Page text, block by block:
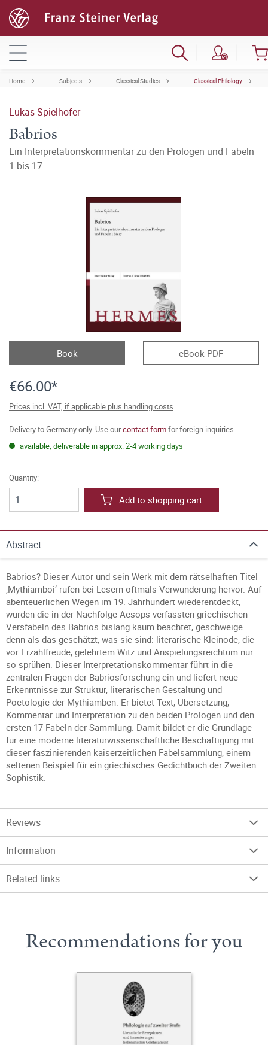
Home Subjects Classical Studies Classical Philology
Lukas Spielhofer
Babrios
Ein Interpretationskommentar zu den Prologen und Fabeln
1 bis 17
Book eBook PDF
€66.00*
Prices incl. VAT, if applicable plus handling costs
Delivery to Germany only. Use ourcontact formfor foreign inquiries.
available, deliverable in approx. 2-4 working days
Quantity:
Add to shopping cart
Abstract
Babrios? Dieser Autor und sein Werk mit dem rätselhaften Titel
‚Mythiamboi‘ rufen bei Lesern oftmals Verwunderung hervor. Auf
abenteuerlichen Wegen im 19. Jahrhundert wiederentdeckt,
wurden die in der Nachfolge Aesops verfassten griechischen
Versfabeln des Babrios bislang kaum beachtet, geschweige
denn als das geschätzt, was sie sind: literarische Kleinode, die
vor Erzählfreude, gelehrtem Witz und Anspielungsreichtum nur
so sprühen. Dieser Interpretationskommentar führt in die
zentralen Fragen der Babriosforschung ein und liefert neue
Erkenntnisse zur Struktur, literarischen Gestaltung und
Poetologie der Mythiamben. Er bietet Text, Übersetzung,
Kommentar und Interpretation zu den beiden Prologen und den
ersten 17 Fabeln der Sammlung. Damit bildet er die Grundlage
für eine moderne literaturwissenschaftliche Beschäftigung mit
dieser faszinierenden kaiserzeitlichen Fabelsammlung, einem
seltenen Beispiel für ein griechisches Gedichtbuch der Zweiten
Sophistik.
Reviews
Information
Related links
Recommendations for you